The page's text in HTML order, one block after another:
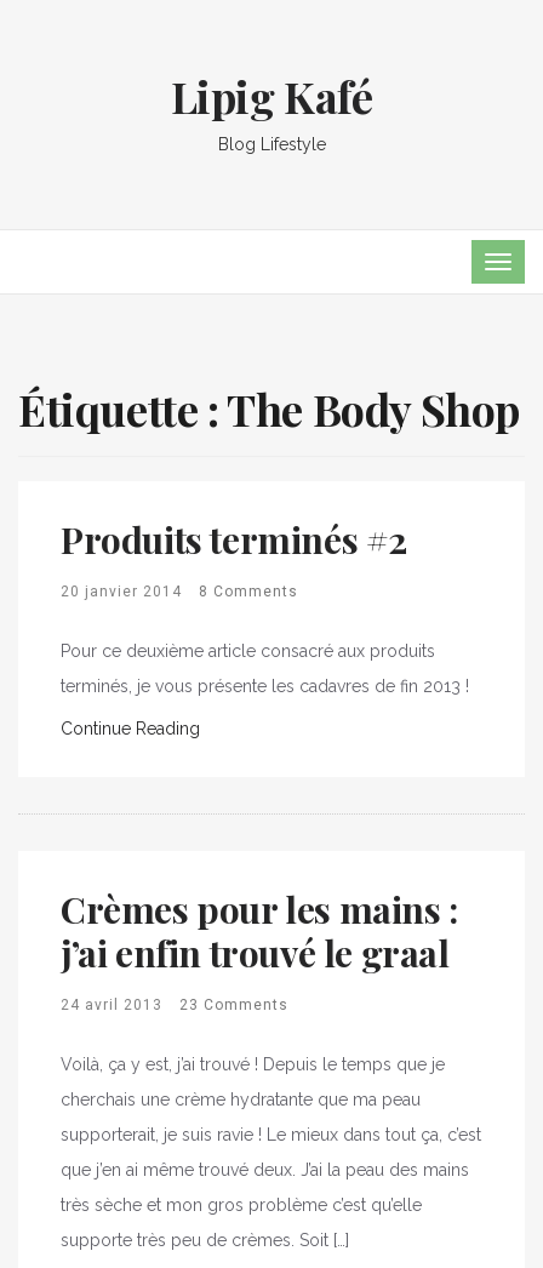
Lipig Kafé
Blog Lifestyle
Étiquette :The Body Shop
Produits terminés #2
20 janvier 2014 8 Comments
Pour ce deuxième article consacré aux produits
terminés, je vous présente les cadavres de fin 2013 !
Continue Reading
Crèmes pour les mains :
j’ai enfin trouvé le graal
24 avril 2013 23 Comments
Voilà, ça y est, j’ai trouvé ! Depuis le temps que je
cherchais une crème hydratante que ma peau
supporterait, je suis ravie ! Le mieux dans tout ça, c’est
que j’en ai même trouvé deux. J’ai la peau des mains
très sèche et mon gros problème c’est qu’elle
supporte très peu de crèmes. Soit […]